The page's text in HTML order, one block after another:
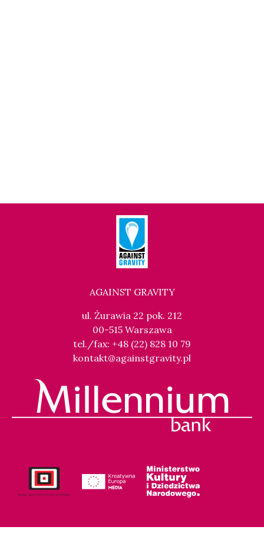
AGAINST GRAVITY
ul. Żurawia 22 pok. 212
00-515 Warszawa
tel./fax: +48 (22) 828 10 79
kontakt@againstgravity.pl